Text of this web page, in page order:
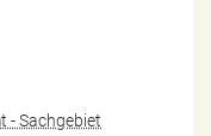
- Sachgebiet